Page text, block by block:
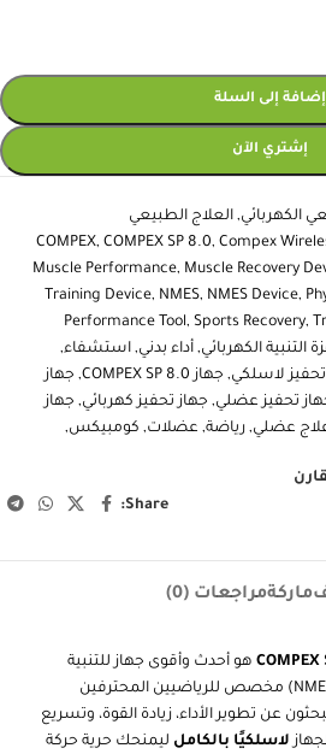
إضافة إلى السلة
إشتري الآن
الكهربائي, العلاج الطبيعي
COMPEX, COMPEX SP 8.0, Compex
Muscle Performance, Muscle Recovery
Training Device, NMES, NMES Device,
Performance Tool, Sports Recovery,
التنبية الكهربائي, أداء بدني, استشفاء,
تحفيز لاسلكي, جهاز COMPEX SP 8.0 , جهاز
تحفيز عضلي, جهاز تحفيز كهربائي, جهاز
عضلي, رياضة, عضلات, كومبيكس,
Share:
ماركةمراجعات (0)
COMPEX هو أحدث وأقوى جهاز للتنبية
الكهربائي العصبي العضلي (NMES) مخصص للرياضيين المحترفين
عن تطوير الأداء، زيادة القوة، وتسريع
لاسلكيًا بالكامل ليمنحك حرية حركة